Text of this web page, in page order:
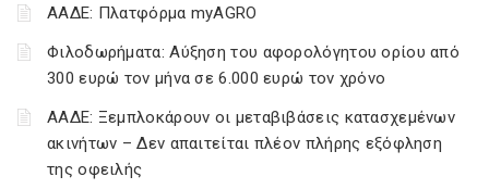
ΑΑΔΕ: Πλατφόρμα myAGRO
Φιλοδωρήματα: Αύξηση του αφορολόγητου ορίου από
300 ευρώ τον μήνα σε 6.000 ευρώ τον χρόνο
ΑΑΔΕ: Ξεμπλοκάρουν οι μεταβιβάσεις κατασχεμένων
ακινήτων – Δεν απαιτείται πλέον πλήρης εξόφληση
της οφειλής